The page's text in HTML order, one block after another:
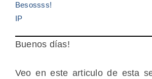
Besossss!
IP
Buenos días!
Veo en este articulo de esta